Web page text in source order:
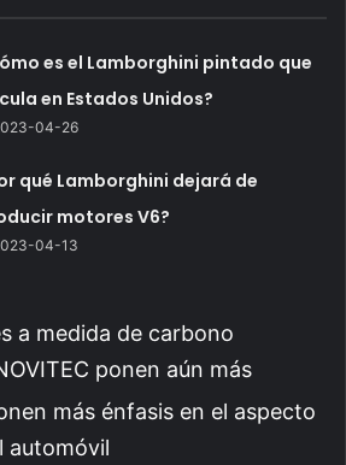
es el Lamborghini pintado que
en Estados Unidos?
04-26
qué Lamborghini dejará de
motores V6?
04-13
a medida de carbono
ponen aún más
más énfasis en el aspecto
automóvil